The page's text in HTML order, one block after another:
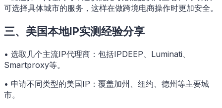
可选择具体城市的服务，这样在做跨境电商操作时更加安全。
三、美国本地IP实测经验分享
• 选取几个主流IP代理商：包括IPDEEP、Luminati、
Smartproxy等。
• 申请不同类型的美国IP：覆盖加州、纽约、德州等主要城
市。